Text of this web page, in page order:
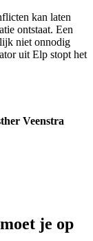
kan laten
ontstaat. Een
niet onnodig
uit Elp stopt het
Veenstra
je op